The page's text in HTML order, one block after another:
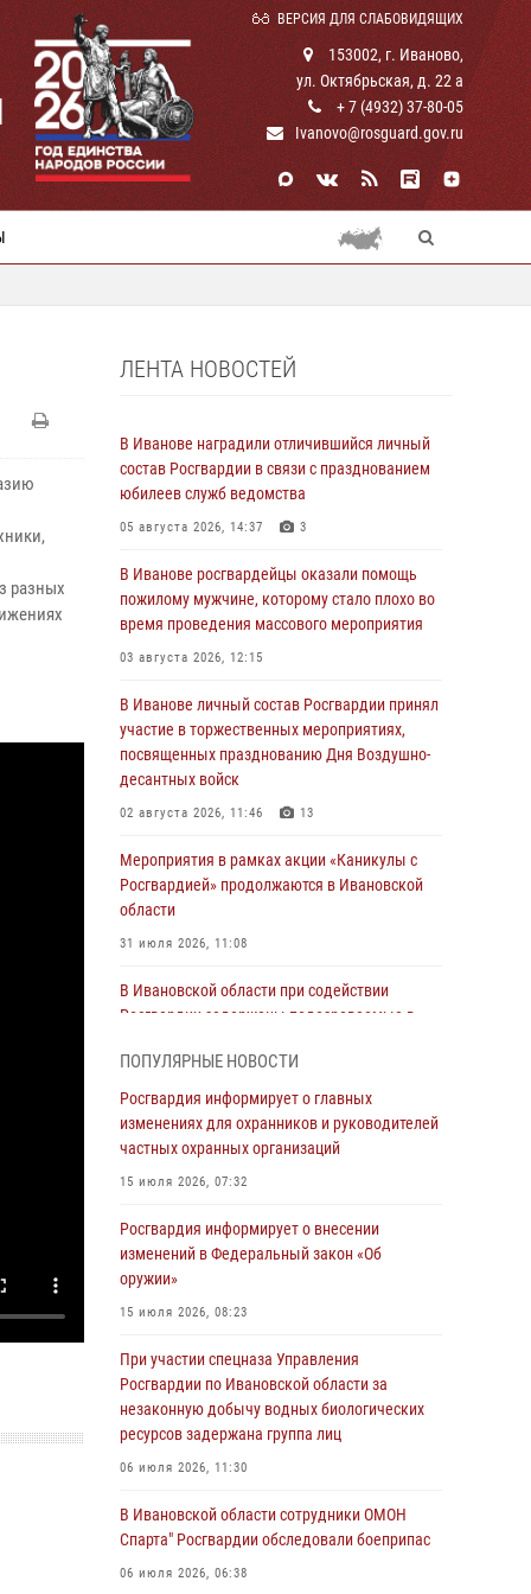
ВЕРСИЯ ДЛЯ СЛАБОВИДЯЩИХ
153002, г. Иваново,
ул. Октябрьская, д. 22 а
+ 7 (4932) 37-80-05
Ivanovo@rosguard.gov.ru
разных
ЛЕНТА НОВОСТЕЙ
В Иванове наградили отличившийся личный
состав Росгвардии в связи с празднованием
юбилеев служб ведомства
05 августа 2026, 14:37 3
В Иванове росгвардейцы оказали помощь
пожилому мужчине, которому стало плохо во
время проведения массового мероприятия
03 августа 2026, 12:15
В Иванове личный состав Росгвардии принял
участие в торжественных мероприятиях,
посвященных празднованию Дня Воздушно-
десантных войск
02 августа 2026, 11:46 13
Мероприятия в рамках акции «Каникулы с
Росгвардией» продолжаются в Ивановской
области
31 июля 2026, 11:08
В Ивановской области при содействии
Росгвардии задержаны подозреваемые в
Росгвардейцы Иванова приняли участие в
богослужении в честь празднования Дня
День открытых дверей провели сотрудники
СОБР "Сумрак" Росгвардии для ивановской
Представители ивановского ОМОН "Спарта"
провели обучающее занятие с
вопитанниками детского лагеря
27 июля 2026, 12:56
Координационный совет по взаимодействию
с частными охранными организациями
ПОПУЛЯРНЫЕ НОВОСТИ
Росгвардия информирует о главных
изменениях для охранников и руководителей
частных охранных организаций
15 июля 2026, 07:32
Росгвардия информирует о внесении
изменений в Федеральный закон «Об
оружии»
15 июля 2026, 08:23
При участии спецназа Управления
Росгвардии по Ивановской области за
незаконную добычу водных биологических
ресурсов задержана группа лиц
06 июля 2026, 11:30
В Ивановской области сотрудники ОМОН
Спарта" Росгвардии обследовали боеприпас
06 июля 2026, 06:38